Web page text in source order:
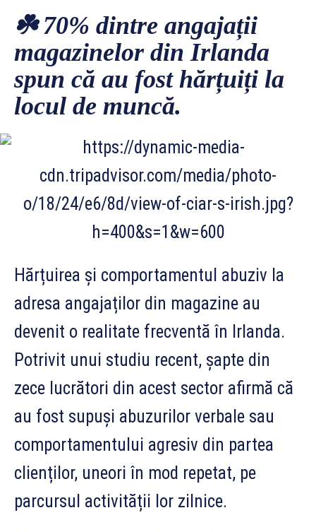
☘️ 70% dintre angajații
magazinelor din Irlanda
spun că au fost hărțuiți la
locul de muncă.
Hărțuirea și comportamentul abuziv la
adresa angajaților din magazine au
devenit o realitate frecventă în Irlanda.
Potrivit unui studiu recent, șapte din
zece lucrători din acest sector afirmă că
au fost supuși abuzurilor verbale sau
comportamentului agresiv din partea
clienților, uneori în mod repetat, pe
parcursul activității lor zilnice.